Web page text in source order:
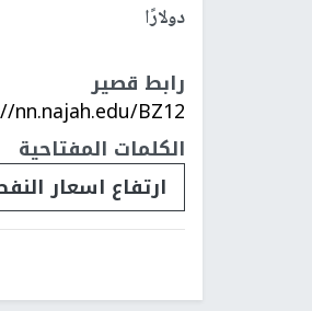
دولارًا
رابط قصير
nn.najah.edu/BZ12/
الكلمات المفتاحية
ارتفاع اسعار